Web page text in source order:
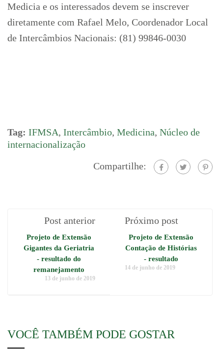
Medicia e os interessados devem se inscrever
diretamente com Rafael Melo, Coordenador Local
de Intercâmbios Nacionais: (81) 99846-0030
Tag: IFMSA, Intercâmbio, Medicina, Núcleo de
internacionalização
Compartilhe:
Post anterior
Projeto de Extensão
Gigantes da Geriatria
- resultado do
remanejamento
13 de junho de 2019
Próximo post
Projeto de Extensão
Contação de Histórias
- resultado
14 de junho de 2019
VOCÊ TAMBÉM PODE GOSTAR